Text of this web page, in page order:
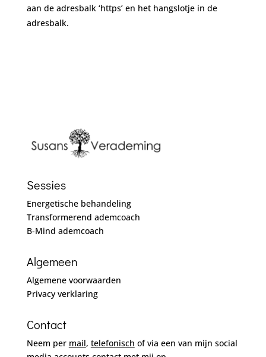
aan de adresbalk ‘https’ en het hangslotje in de
adresbalk.
Sessies
Energetische behandeling
Transformerend ademcoach
B-Mind ademcoach
Algemeen
Algemene voorwaarden
Privacy verklaring
Contact
Neem per mail, telefonisch of via een van mijn social